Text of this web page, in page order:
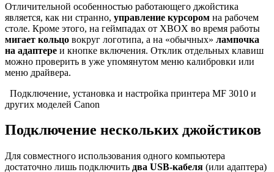
Отличительной особенностью работающего джойстика
является, как ни странно, управление курсором на рабочем
столе. Кроме этого, на геймпадах от XBOX во время работы
мигает кольцо вокруг логотипа, а на «обычных» лампочка
на адаптере и кнопке включения. Отклик отдельных клавиш
можно проверить в уже упомянутом меню калибровки или
меню драйвера.
Подключение, установка и настройка принтера MF 3010 и
других моделей Canon
Подключение нескольких джойстиков
Для совместного использования одного компьютера
достаточно лишь подключить два USB-кабеля (или адаптера)